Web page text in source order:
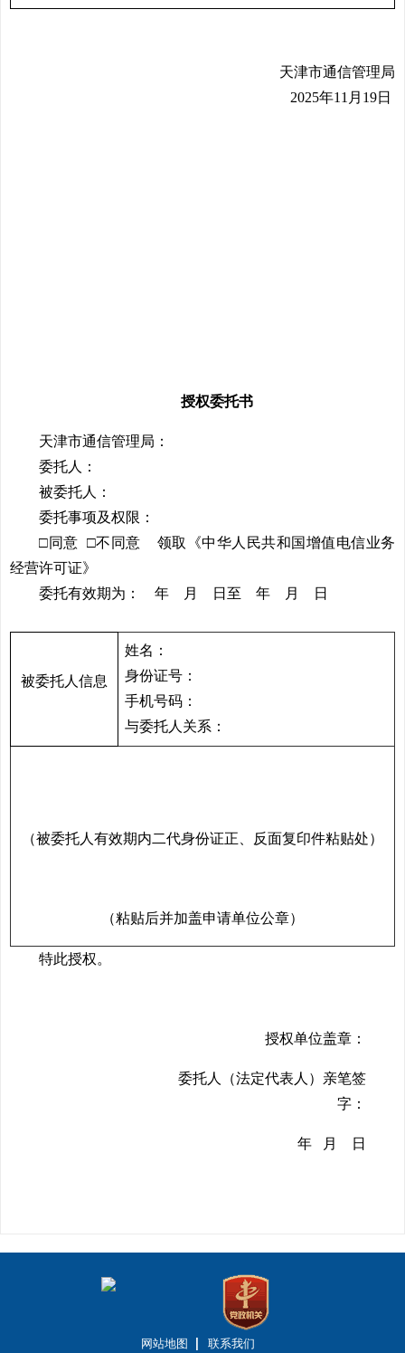
天津市通信管理局
2025年11月19日
授权委托书
天津市通信管理局：
委托人：
被委托人：
委托事项及权限：
□同意 □不同意 领取《中华人民共和国增值电信业务
经营许可证》
委托有效期为： 年 月 日至 年 月 日
被委托人信息
姓名：
身份证号：
手机号码：
与委托人关系：
（被委托人有效期内二代身份证正、反面复印件粘贴处）
（粘贴后并加盖申请单位公章）
特此授权。
授权单位盖章：
委托人（法定代表人）亲笔签
字：
年 月 日
网站地图 联系我们